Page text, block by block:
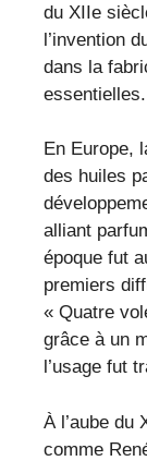
du XIIe
l’invention
dans la
essentielles.
En Europe,
des huiles
alliant
époque fut
premiers
« Quatre
grâce à un
l’usage fut
À l’aube du
comme